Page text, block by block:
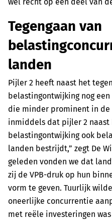
Tegengaan van
landen
Pijler 2 heeft naast het
belastingontwijking nog
die minder prominent in de
inmiddels dat pijler 2 naast
belastingontwijking ook
landen bestrijdt,” zegt De
geleden vonden we dat
zij de VPB-druk op hun
vorm te geven. Tuurlijk
oneerlijke concurrentie
met reële investeringen